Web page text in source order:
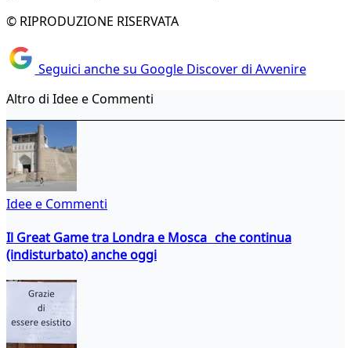
© RIPRODUZIONE RISERVATA
Seguici anche su Google Discover di Avvenire
Altro di Idee e Commenti
Idee e Commenti
Il Great Game tra Londra e Mosca che continua
(indisturbato) anche oggi